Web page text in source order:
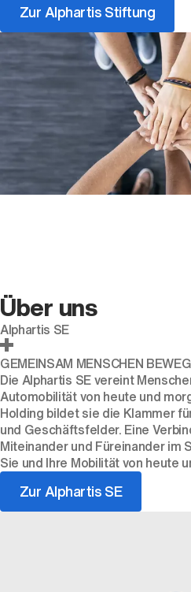
Zur Alphartis Stiftung
Über uns
Alphartis SE
GEMEINSAM MENSCHEN
Die Alphartis SE vereint
Automobilität von heute und
Holding bildet sie die Klammer
und Geschäftsfelder. Eine
Miteinander und Füreinander im
Sie und Ihre Mobilität von heute
Zur Alphartis SE